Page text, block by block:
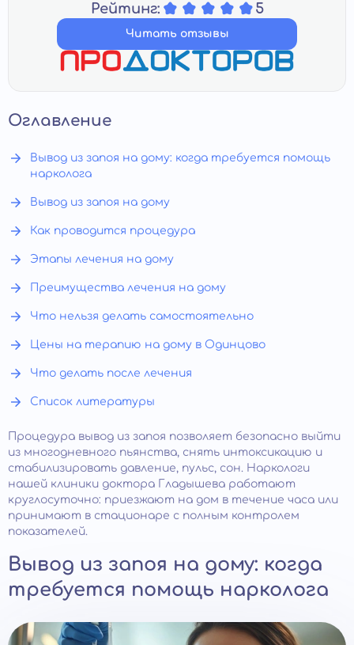
Рейтинг: 5
Читать отзывы
Оглавление
Вывод из запоя на дому: когда требуется помощь
нарколога
Вывод из запоя на дому
Как проводится процедура
Этапы лечения на дому
Преимущества лечения на дому
Что нельзя делать самостоятельно
Цены на терапию на дому в Одинцово
Что делать после лечения
Список литературы
Процедура вывод из запоя позволяет безопасно выйти
из многодневного пьянства, снять интоксикацию и
стабилизировать давление, пульс, сон. Наркологи
нашей клиники доктора Гладышева работают
круглосуточно: приезжают на дом в течение часа или
принимают в стационаре с полным контролем
показателей.
Вывод из запоя на дому: когда
требуется помощь нарколога